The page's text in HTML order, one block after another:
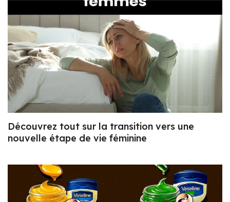
Découvrez tout sur la transition vers une
nouvelle étape de vie féminine